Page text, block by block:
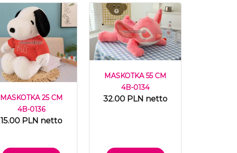
MASKOTKA 25 CM
4B-0136
15.00 PLN netto
MASKOTKA 55 CM
4B-0134
32.00 PLN netto